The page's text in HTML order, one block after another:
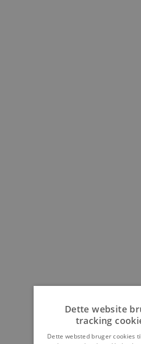
Dette website
tracking
Dette websted bruger cookies